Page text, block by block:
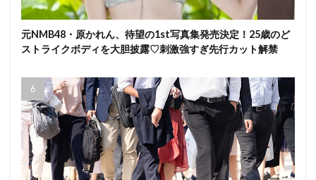
元NMB48・原かれん、待望の1st写真集発売決定！25歳のど
ストライクボディを大胆披露♡刺激強すぎ先行カット解禁